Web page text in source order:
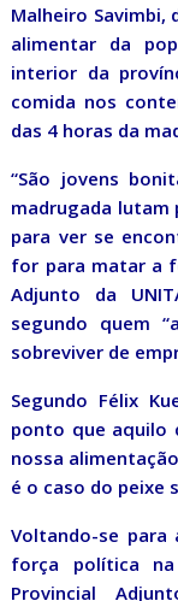
Malheiro Savimbi,
alimentar da
interior da
comida nos
das 4 horas da
“São jovens
madrugada lutam
para ver se
for para matar a
Adjunto da
segundo quem
sobreviver de
Segundo Félix
ponto que aquilo
nossa
é o caso do peixe
Voltando-se
força política
Provincial